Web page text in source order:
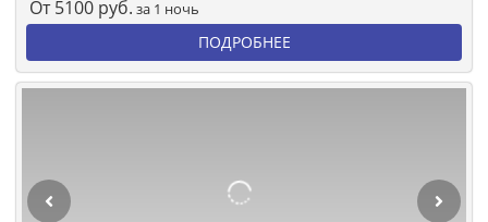
От 5100 руб. за 1 ночь
ПОДРОБНЕЕ